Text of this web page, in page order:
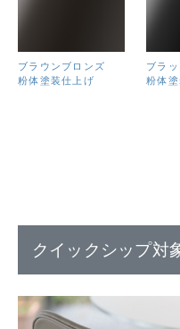
ブラウンブロンズ
粉体塗装仕上げ
ブラッ
粉体
クイックシップ対